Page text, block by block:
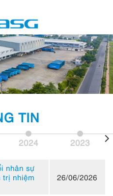
TIN
2024 2023
nhân sự
trị nhiệm
26/06/2026